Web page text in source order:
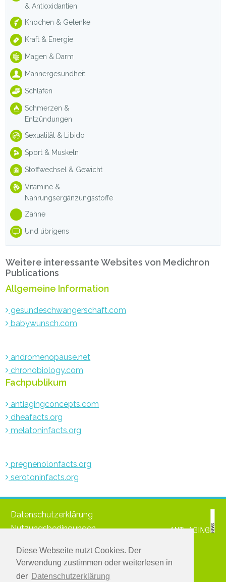
Diese Webseite nutzt Cookies. Der
Verwendung zustimmen oder weiterlesen in
der Datenschutzerklärung
& Antioxidantien
Knochen & Gelenke
Kraft & Energie
Magen & Darm
Männergesundheit
Schlafen
Schmerzen &
Entzündungen
Sexualität & Libido
Sport & Muskeln
Stoffwechsel & Gewicht
Vitamine &
Nahrungsergänzungsstoffe
Zähne
Und übrigens
Weitere interessante Websites von Medichron
Publications
Allgemeine Information
gesundeschwangerschaft.com
babywunsch.com
andromenopause.net
chronobiology.com
Fachpublikum
antiagingconcepts.com
dheafacts.org
melatoninfacts.org
pregnenolonfacts.org
serotoninfacts.org
Datenschutzerklärung
Nutzungsbedingungen
© 2021 www.medichronpublications.com
Greifen Sie zu: